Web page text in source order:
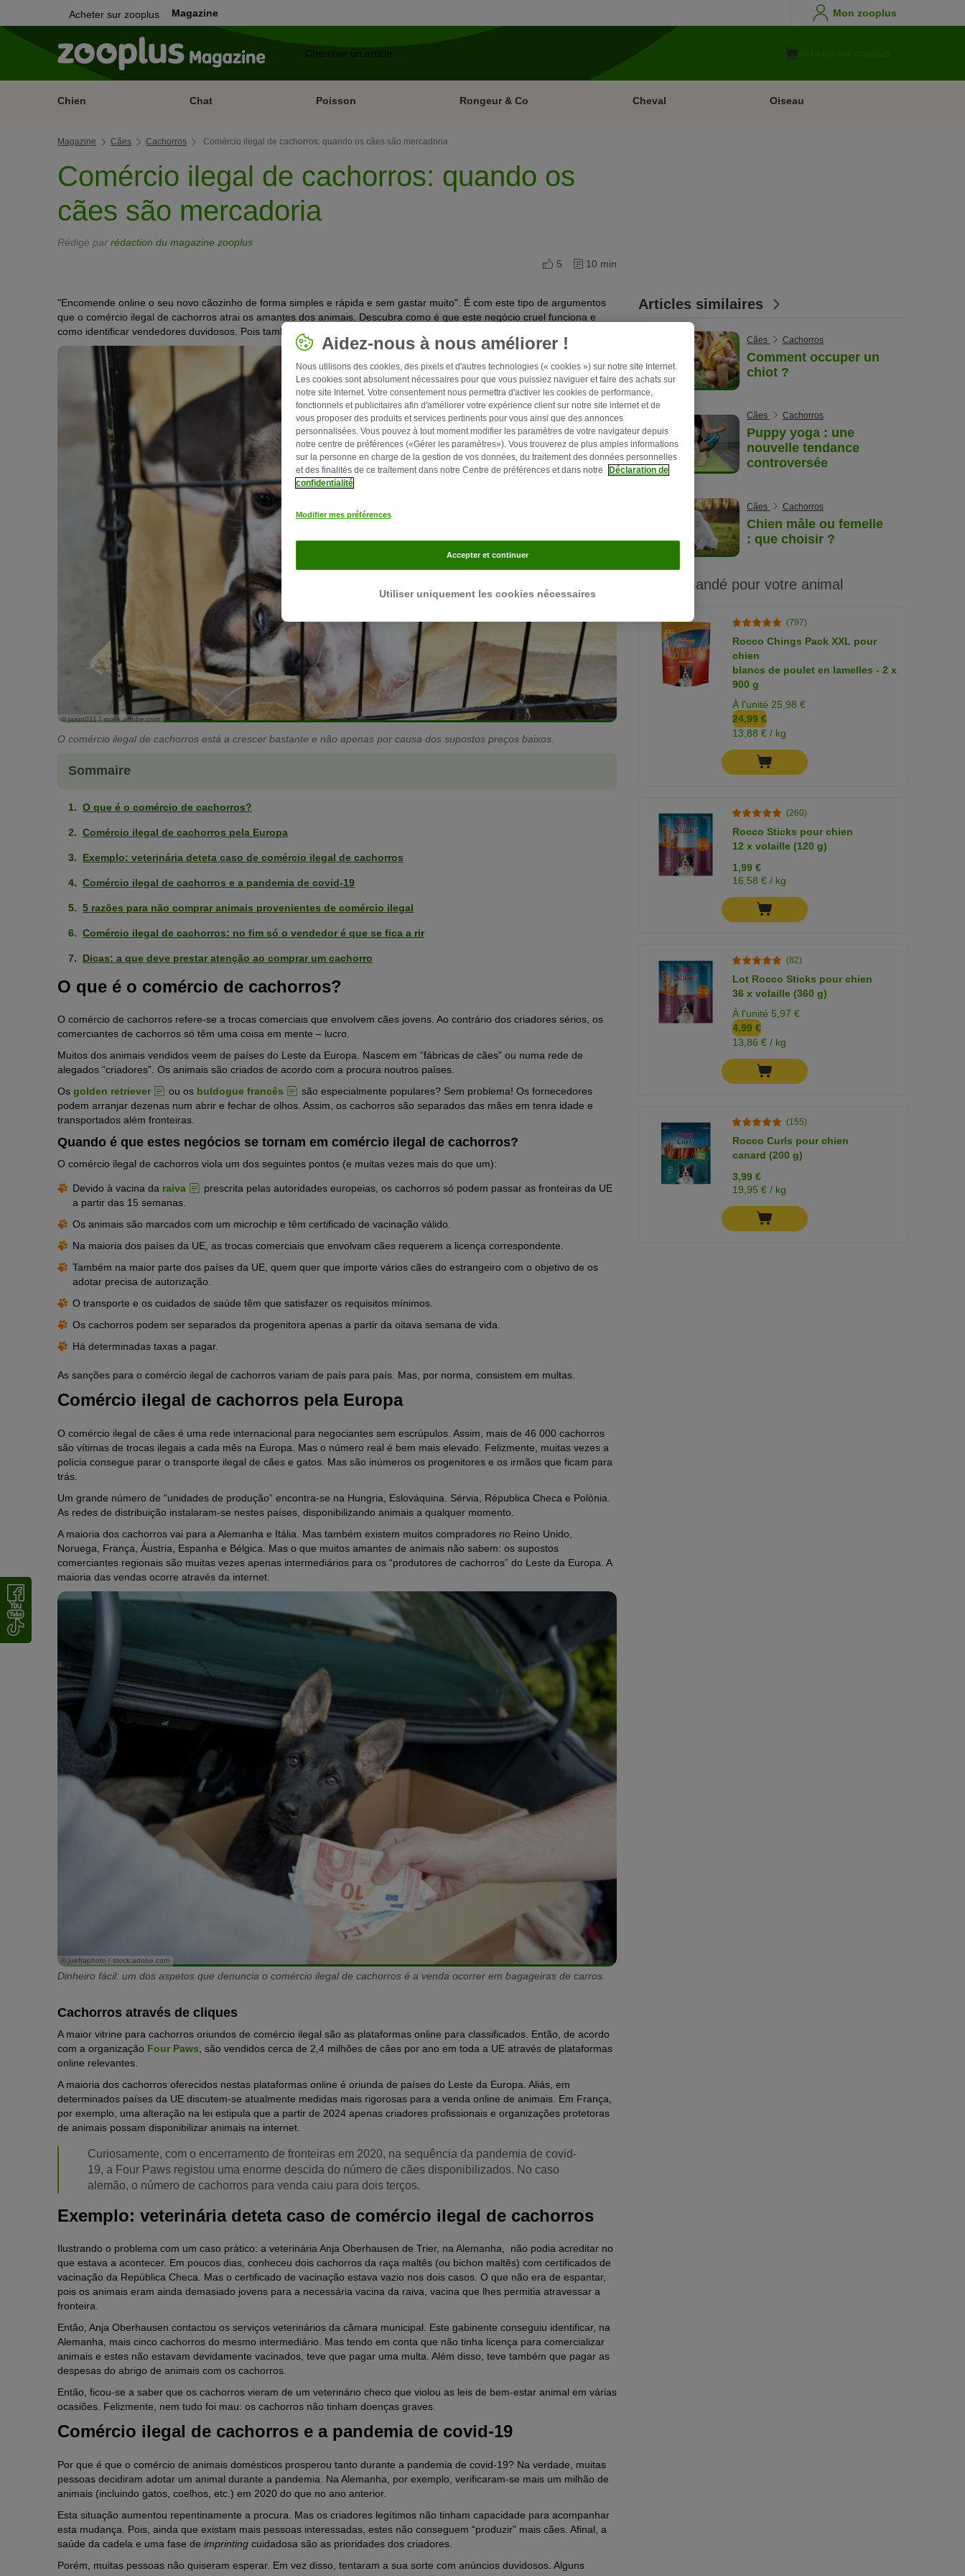
Acheter sur zooplus Magazine Mon zooplus
Chien Chat Poisson Rongeur & Co Cheval Oiseau
Magazine Cães Cachorros Comércio ilegal de cachorros: quando os cães são mercadoria
Comércio ilegal de cachorros: quando os
cães são mercadoria
Rédigé par rédaction du magazine zooplus
5
10 min
"Encomende online o seu novo cãozinho de forma simples e rápida e sem gastar muito". É com este tipo de argumentos
que o comércio ilegal de cachorros atrai os amantes dos animais. Descubra como é que este negócio cruel funciona e
como identificar vendedores duvidosos. Pois também aqui se aplica a máxima: a procura determina a oferta.
© jarun011 / stock.adobe.com
O comércio ilegal de cachorros está a crescer bastante e não apenas por causa dos supostos preços baixos.
Sommaire
O que é o comércio de cachorros?
Comércio ilegal de cachorros pela Europa
Exemplo: veterinária deteta caso de comércio ilegal de cachorros
Comércio ilegal de cachorros e a pandemia de covid-19
5 razões para não comprar animais provenientes de comércio ilegal
Comércio ilegal de cachorros: no fim só o vendedor é que se fica a rir
Dicas: a que deve prestar atenção ao comprar um cachorro
O que é o comércio de cachorros?
O comércio de cachorros refere-se a trocas comerciais que envolvem cães jovens. Ao contrário dos criadores sérios, os
comerciantes de cachorros só têm uma coisa em mente – lucro.
Muitos dos animais vendidos veem de países do Leste da Europa. Nascem em “fábricas de cães” ou numa rede de
alegados “criadores”. Os animais são criados de acordo com a procura noutros países.
Os golden retriever ou os buldogue francês
são especialmente populares? Sem problema! Os fornecedores
podem arranjar dezenas num abrir e fechar de olhos. Assim, os cachorros são separados das mães em tenra idade e
transportados além fronteiras.
Quando é que estes negócios se tornam em comércio ilegal de cachorros?
O comércio ilegal de cachorros viola um dos seguintes pontos (e muitas vezes mais do que um):
Devido à vacina da raiva
prescrita pelas autoridades europeias, os cachorros só podem passar as fronteiras da UE
a partir das 15 semanas.
Os animais são marcados com um microchip e têm certificado de vacinação válido.
Na maioria dos países da UE, as trocas comerciais que envolvam cães requerem a licença correspondente.
Também na maior parte dos países da UE, quem quer que importe vários cães do estrangeiro com o objetivo de os
adotar precisa de autorização.
O transporte e os cuidados de saúde têm que satisfazer os requisitos mínimos.
Os cachorros podem ser separados da progenitora apenas a partir da oitava semana de vida.
Há determinadas taxas a pagar.
As sanções para o comércio ilegal de cachorros variam de país para país. Mas, por norma, consistem em multas.
Comércio ilegal de cachorros pela Europa
O comércio ilegal de cães é uma rede internacional para negociantes sem escrúpulos. Assim, mais de 46 000 cachorros
são vítimas de trocas ilegais a cada mês na Europa. Mas o número real é bem mais elevado. Felizmente, muitas vezes a
polícia consegue parar o transporte ilegal de cães e gatos. Mas são inúmeros os progenitores e os irmãos que ficam para
trás.
Um grande número de “unidades de produção” encontra-se na Hungria, Eslováquina. Sérvia, Républica Checa e Polónia.
As redes de distribuição instalaram-se nestes países, disponibilizando animais a qualquer momento.
A maioria dos cachorros vai para a Alemanha e Itália. Mas também existem muitos compradores no Reino Unido,
Noruega, França, Áustria, Espanha e Bélgica. Mas o que muitos amantes de animais não sabem: os supostos
comerciantes regionais são muitas vezes apenas intermediários para os “produtores de cachorros” do Leste da Europa. A
maioria das vendas ocorre através da internet.
© juefraphoto / stock.adobe.com
Dinheiro fácil: um dos aspetos que denuncia o comércio ilegal de cachorros é a venda ocorrer em bagageiras de carros.
Cachorros através de cliques
A maior vitrine para cachorros oriundos de comércio ilegal são as plataformas online para classificados. Então, de acordo
com a organização Four Paws , são vendidos cerca de 2,4 milhões de cães por ano em toda a UE através de plataformas
online relevantes.
A maioria dos cachorros oferecidos nestas plataformas online é oriunda de países do Leste da Europa. Aliás, em
determinados países da UE discutem-se atualmente medidas mais rigorosas para a venda online de animais. Em França,
por exemplo, uma alteração na lei estipula que a partir de 2024 apenas criadores profissionais e organizações protetoras
de animais possam disponibilizar animais na internet.
Curiosamente, com o encerramento de fronteiras em 2020, na sequência da pandemia de covid-
19, a Four Paws registou uma enorme descida do número de cães disponibilizados. No caso
alemão, o número de cachorros para venda caiu para dois terços.
Exemplo: veterinária deteta caso de comércio ilegal de cachorros
Ilustrando o problema com um caso prático: a veterinária Anja Oberhausen de Trier, na Alemanha, não podia acreditar no
que estava a acontecer. Em poucos dias, conheceu dois cachorros da raça maltês (ou bichon maltês) com certificados de
vacinação da República Checa. Mas o certificado de vacinação estava vazio nos dois casos. O que não era de espantar,
pois os animais eram ainda demasiado jovens para a necessária vacina da raiva, vacina que lhes permitia atravessar a
fronteira.
Então, Anja Oberhausen contactou os serviços veterinários da câmara municipal. Este gabinente conseguiu identificar, na
Alemanha, mais cinco cachorros do mesmo intermediário. Mas tendo em conta que não tinha licença para comercializar
animais e estes não estavam devidamente vacinados, teve que pagar uma multa. Além disso, teve também que pagar as
despesas do abrigo de animais com os cachorros.
Então, ficou-se a saber que os cachorros vieram de um veterinário checo que violou as leis de bem-estar animal em várias
ocasiões. Felizmente, nem tudo foi mau: os cachorros não tinham doenças graves.
Comércio ilegal de cachorros e a pandemia de covid-19
Por que é que o comércio de animais domésticos prosperou tanto durante a pandemia de covid-19? Na verdade, muitas
pessoas decidiram adotar um animal durante a pandemia. Na Alemanha, por exemplo, verificaram-se mais um milhão de
animais (incluindo gatos, coelhos, etc.) em 2020 do que no ano anterior.
Esta situação aumentou repentinamente a procura. Mas os criadores legítimos não tinham capacidade para acompanhar
esta mudança. Pois, ainda que existam mais pessoas interessadas, estes não conseguem “produzir” mais cães. Afinal, a
saúde da cadela e uma fase de imprinting cuidadosa são as prioridades dos criadores.
Porém, muitas pessoas não quiseram esperar. Em vez disso, tentaram a sua sorte com anúncios duvidosos. Alguns
Articles similaires
Cães Cachorros
Comment occuper un
chiot ?
Cães Cachorros
Puppy yoga : une
nouvelle tendance
controversée
Cães Cachorros
Chien mâle ou femelle
: que choisir ?
Recommandé pour votre animal
(797)
Rocco Chings Pack XXL pour
chien
blancs de poulet en lamelles - 2 x
900 g
À l'unité 25,98 €
24,99 €
13,88 € / kg
(260)
Rocco Sticks pour chien
12 x volaille (120 g)
1,99 €
16,58 € / kg
(82)
Lot Rocco Sticks pour chien
36 x volaille (360 g)
À l'unité 5,97 €
4,99 €
13,86 € / kg
(155)
Rocco Curls pour chien
canard (200 g)
3,99 €
19,95 € / kg
Aidez-nous à nous améliorer !
Nous utilisons des cookies, des pixels et d'autres technologies (« cookies ») sur notre site Internet.
Les cookies sont absolument nécessaires pour que vous puissiez naviguer et faire des achats sur
notre site Internet. Votre consentement nous permettra d'activer les cookies de performance,
fonctionnels et publicitaires afin d'améliorer votre expérience client sur notre site internet et de
vous proposer des produits et services pertinents pour vous ainsi que des annonces
personnalisées. Vous pouvez à tout moment modifier les paramètres de votre navigateur depuis
notre centre de préférences («Gérer les paramètres»). Vous trouverez de plus amples informations
sur la personne en charge de la gestion de vos données, du traitement des données personnelles
et des finalités de ce traitement dans notre Centre de préférences et dans notre
Déclaration de
confidentialité
Modifier mes préférences
Utiliser uniquement les cookies nécessaires
Accepter et continuer